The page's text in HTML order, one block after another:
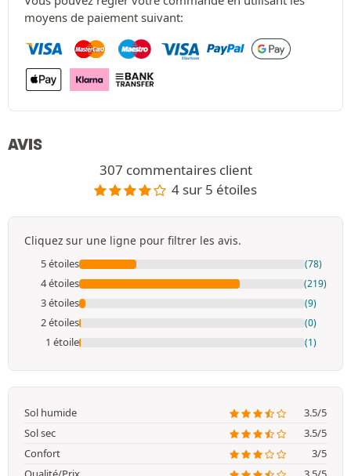
moyens de paiement suivant:
AVIS
307 commentaires client
4 sur 5 étoiles
Cliquez sur une ligne pour filtrer les avis.
5 étoiles (78)
4 étoiles (219)
3 étoiles (9)
2 étoiles (0)
1 étoile (1)
Sol humide
3.5/5
Sol sec
3.5/5
Confort
3/5